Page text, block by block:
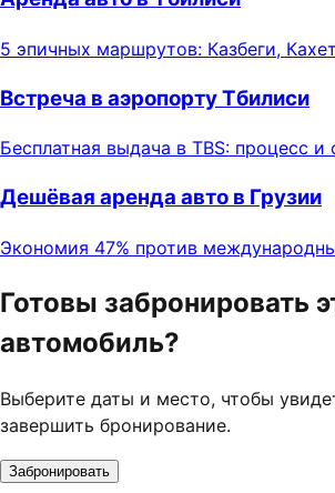
5 эпичных маршрутов: Казбеги,
Встреча в аэропорту Тбилиси
Бесплатная выдача в TBS: процесс и
Дешёвая аренда авто в Грузии
Экономия 47% против
Готовы забронировать
автомобиль?
Выберите даты и место, чтобы
завершить бронирование.
Забронировать